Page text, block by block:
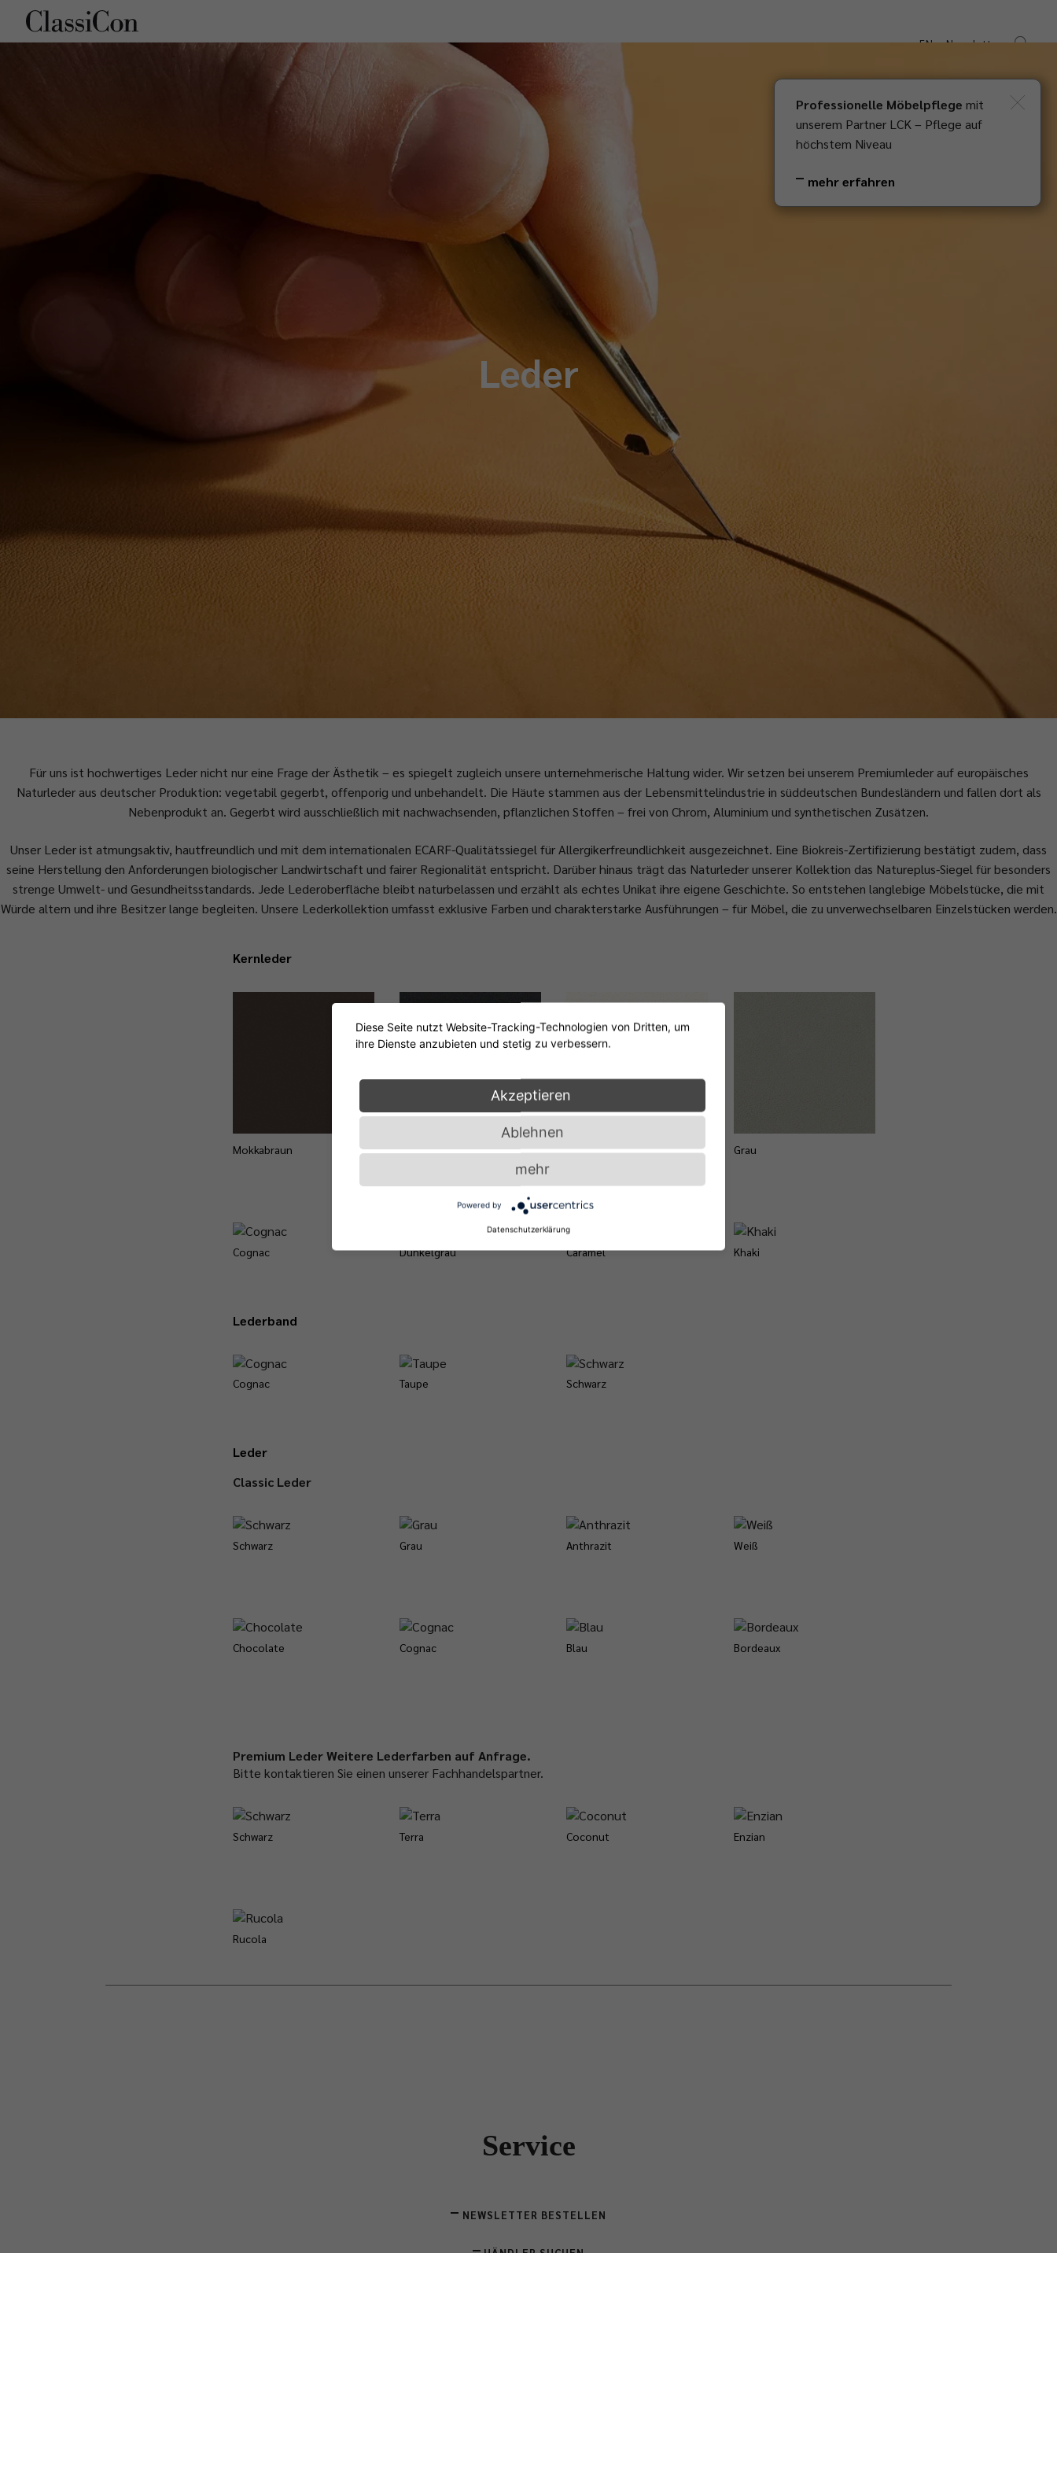
Unternehmen
EN Newsletter
Leder
Für uns ist hochwertiges Leder nicht nur eine Frage der Ästhetik – es spiegelt zugleich unsere unternehmerische Haltung wider. Wir setzen bei unserem Premiumleder auf europäisches
Naturleder aus deutscher Produktion: vegetabil gegerbt, offenporig und unbehandelt. Die Häute stammen aus der Lebensmittelindustrie in süddeutschen Bundesländern und fallen dort als
Nebenprodukt an. Gegerbt wird ausschließlich mit nachwachsenden, pflanzlichen Stoffen – frei von Chrom, Aluminium und synthetischen Zusätzen.
Unser Leder ist atmungsaktiv, hautfreundlich und mit dem internationalen ECARF-Qualitätssiegel für Allergikerfreundlichkeit ausgezeichnet. Eine Biokreis-Zertifizierung bestätigt zudem, dass
seine Herstellung den Anforderungen biologischer Landwirtschaft und fairer Regionalität entspricht. Darüber hinaus trägt das Naturleder unserer Kollektion das Natureplus-Siegel für besonders
strenge Umwelt- und Gesundheitsstandards. Jede Lederoberfläche bleibt naturbelassen und erzählt als echtes Unikat ihre eigene Geschichte. So entstehen langlebige Möbelstücke, die mit
Würde altern und ihre Besitzer lange begleiten. Unsere Lederkollektion umfasst exklusive Farben und charakterstarke Ausführungen – für Möbel, die zu unverwechselbaren Einzelstücken werden.
Kernleder
Mokkabraun Schwarz Weiß Grau
Cognac Dunkelgrau Caramel Khaki
Lederband
Cognac Taupe Schwarz
Leder
Classic Leder
Schwarz Grau Anthrazit Weiß
Chocolate Cognac Blau Bordeaux
Premium LederWeitere Lederfarben auf Anfrage.
Bitte kontaktieren Sie einen unserer Fachhandelspartner.
Schwarz Terra Coconut Enzian
Rucola
Service
NEWSLETTER BESTELLEN
HÄNDLER SUCHEN
Professionelle Möbelpflege mit
unserem Partner LCK – Pflege auf
höchstem Niveau
mehr erfahren
Diese Seite nutzt Website-Tracking-Technologien von Dritten, um
ihre Dienste anzubieten und stetig zu verbessern.
Akzeptieren
Ablehnen
mehr
Powered by
Datenschutzerklärung